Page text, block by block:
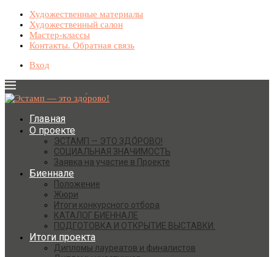
Художественные материалы
Художественный салон
Мастер-классы
Контакты. Обратная связь
Вход
Главная
О проекте
ЭСТАМП — ЭТО ЗДО́РОВО!
СОЦИАЛЬНАЯ ЗНАЧИМОСТЬ
Заявка на участие в Проекте
Биеннале
Положение
Жюри
Итоги конкурсного отбора
КАТАЛОГ БИЕННАЛЕ
ПОДГОТОВКА И ОТКРЫТИЕ ВЫСТАВКИ.
Итоги проекта
Дипломы лауреатов и финалистов